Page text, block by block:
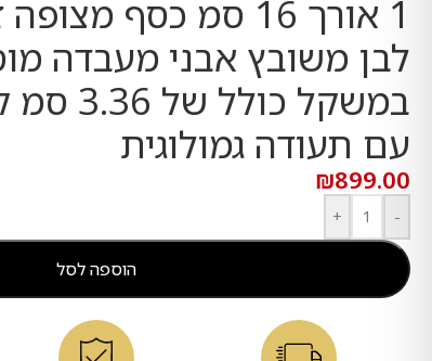
1 אורך 16 סמ כסף
לבן משובץ אבני מעבדה
במשקל
עם תעודה גמולוגית
₪899.00
-
+
הוספה לסל